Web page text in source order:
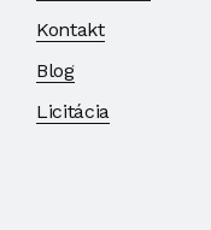
Kontakt
Blog
Licitácia